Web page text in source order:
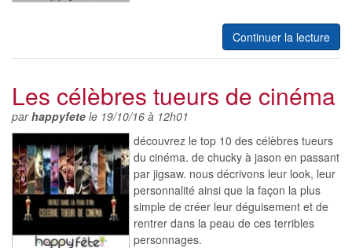
Continuer la lecture
Les célèbres tueurs de cinéma
parhappyfete le 19/10/16 à 12h01
découvrez le top 10 des célèbres tueurs
du cinéma. de chucky à jason en passant
par jigsaw. nous décrivons leur look, leur
personnalité ainsi que la façon la plus
simple de créer leur déguisement et de
rentrer dans la peau de ces terribles
personnages.